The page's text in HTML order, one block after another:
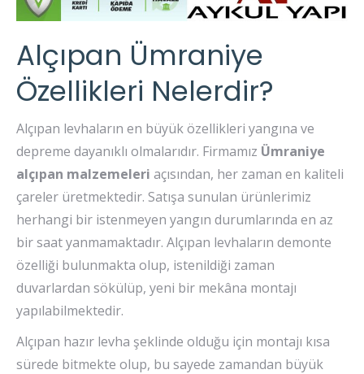
Alçıpan Ümraniye
Özellikleri Nelerdir?
Alçıpan levhaların en büyük özellikleri yangına ve
depreme dayanıklı olmalarıdır. Firmamız Ümraniye
alçıpan malzemeleri açısından, her zaman en kaliteli
çareler üretmektedir. Satışa sunulan ürünlerimiz
herhangi bir istenmeyen yangın durumlarında en az
bir saat yanmamaktadır. Alçıpan levhaların demonte
özelliği bulunmakta olup, istenildiği zaman
duvarlardan sökülüp, yeni bir mekâna montajı
yapılabilmektedir.
Alçıpan hazır levha şeklinde olduğu için montajı kısa
sürede bitmekte olup, bu sayede zamandan büyük